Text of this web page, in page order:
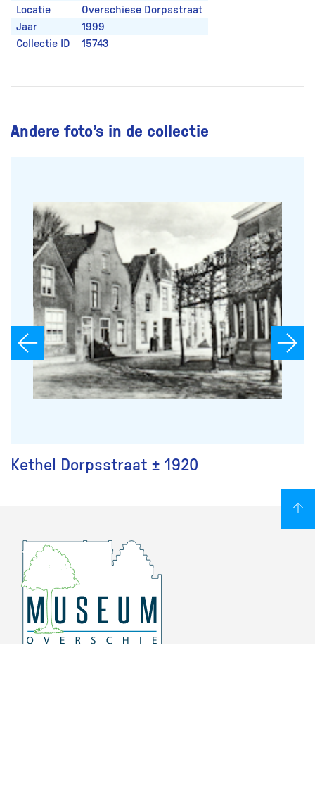
Locatie
Overschiese Dorpsstraat
Jaar
1999
Collectie ID
15743
Andere foto’s in de collectie
Kethel Dorpsstraat ± 1920